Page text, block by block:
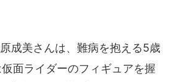
成美さんは、難病を抱える5歳
面ライダーのフィギュアを握